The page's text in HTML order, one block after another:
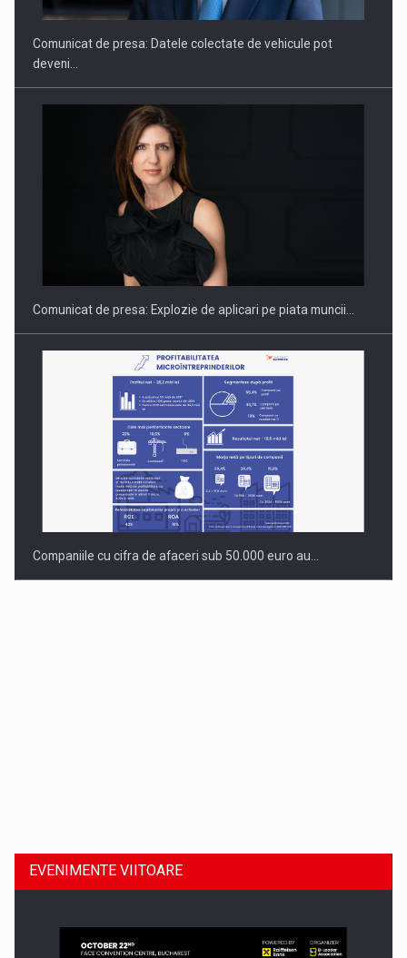
Fondul de investitii BoldMind si echipa de management a…
Comunicat de presa: Datele colectate de vehicule pot
deveni…
Comunicat de presa: Explozie de aplicari pe piata muncii…
Companiile cu cifra de afaceri sub 50.000 euro au…
EVENIMENTE VIITOARE